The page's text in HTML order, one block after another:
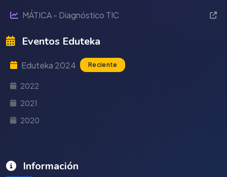
MÁTICA - Diagnóstico TIC
Eventos Eduteka
Eduteka 2024 Reciente
2022
2021
2020
Información